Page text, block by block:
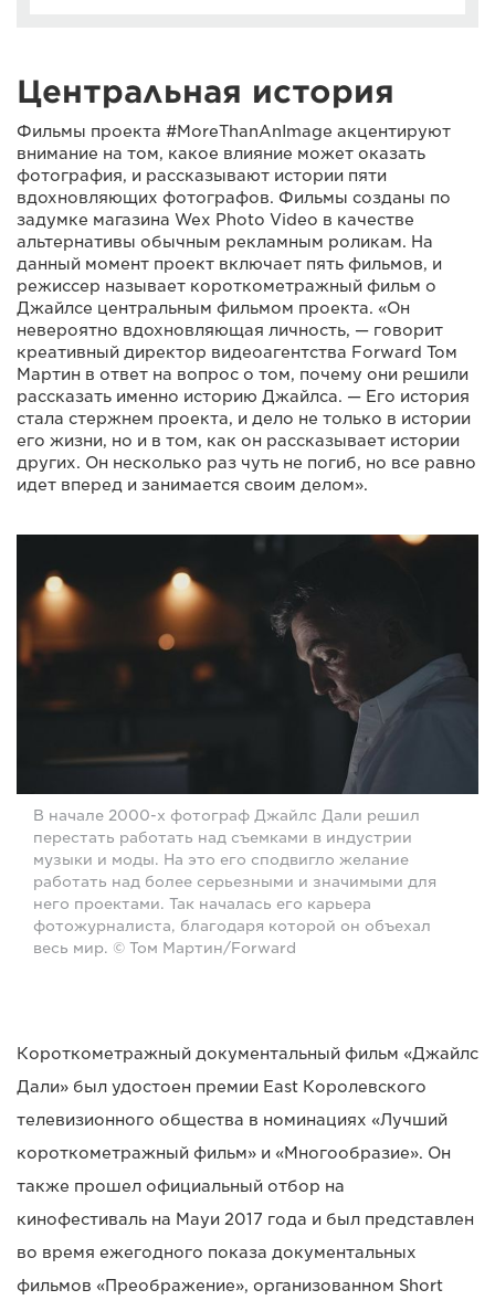
Центральная история
Фильмы проекта #MoreThanAnImage акцентируют
внимание на том, какое влияние может оказать
фотография, и рассказывают истории пяти
вдохновляющих фотографов. Фильмы созданы по
задумке магазина Wex Photo Video в качестве
альтернативы обычным рекламным роликам. На
данный момент проект включает пять фильмов, и
режиссер называет короткометражный фильм о
Джайлсе центральным фильмом проекта. «Он
невероятно вдохновляющая личность, — говорит
креативный директор видеоагентства Forward Том
Мартин в ответ на вопрос о том, почему они решили
рассказать именно историю Джайлса. — Его история
стала стержнем проекта, и дело не только в истории
его жизни, но и в том, как он рассказывает истории
других. Он несколько раз чуть не погиб, но все равно
идет вперед и занимается своим делом».
В начале 2000-х фотограф Джайлс Дали решил
перестать работать над съемками в индустрии
музыки и моды. На это его сподвигло желание
работать над более серьезными и значимыми для
него проектами. Так началась его карьера
фотожурналиста, благодаря которой он объехал
весь мир. © Том Мартин/Forward
Короткометражный документальный фильм «Джайлс
Дали» был удостоен премии East Королевского
телевизионного общества в номинациях «Лучший
короткометражный фильм» и «Многообразие». Он
также прошел официальный отбор на
кинофестиваль на Мауи 2017 года и был представлен
во время ежегодного показа документальных
фильмов «Преображение», организованном Short